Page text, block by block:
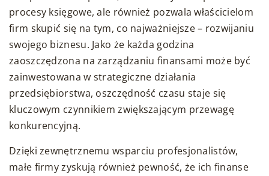
procesy księgowe, ale również pozwala właścicielom
firm skupić się na tym, co najważniejsze – rozwijaniu
swojego biznesu. Jako że każda godzina
zaoszczędzona na zarządzaniu finansami może być
zainwestowana w strategiczne działania
przedsiębiorstwa, oszczędność czasu staje się
kluczowym czynnikiem zwiększającym przewagę
konkurencyjną.
Dzięki zewnętrznemu wsparciu profesjonalistów,
małe firmy zyskują również pewność, że ich finanse